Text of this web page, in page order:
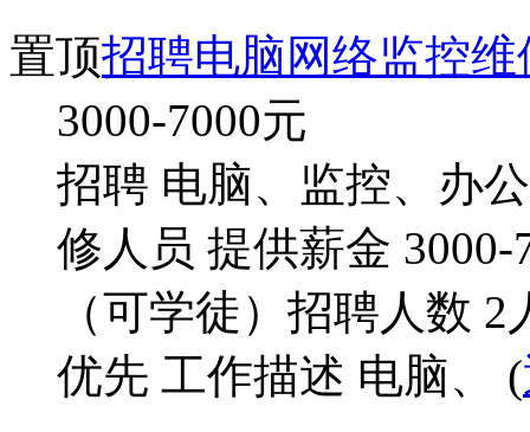
置顶招聘电脑网络监控维
3000-7000元
招聘 电脑、监控、办
修人员 提供薪金
（可学徒）招聘人数
优先 工作描述 电脑、 (